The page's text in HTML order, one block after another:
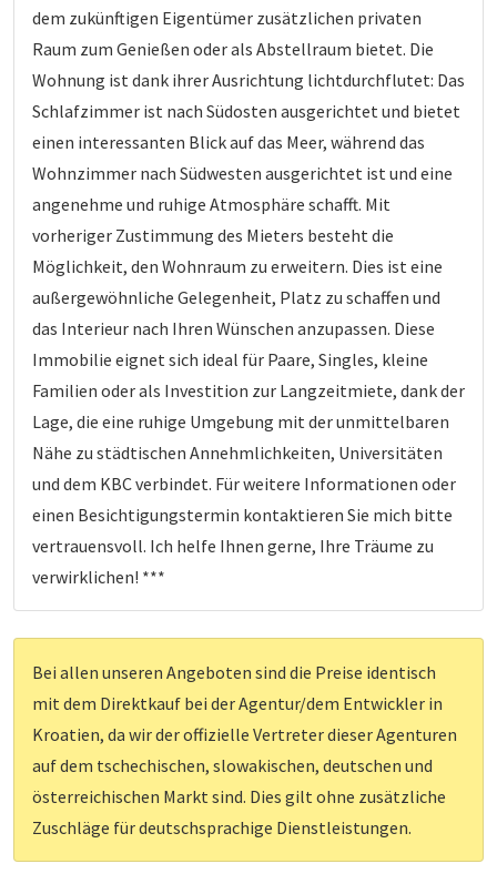
dem zukünftigen Eigentümer zusätzlichen privaten
Raum zum Genießen oder als Abstellraum bietet. Die
Wohnung ist dank ihrer Ausrichtung lichtdurchflutet: Das
Schlafzimmer ist nach Südosten ausgerichtet und bietet
einen interessanten Blick auf das Meer, während das
Wohnzimmer nach Südwesten ausgerichtet ist und eine
angenehme und ruhige Atmosphäre schafft. Mit
vorheriger Zustimmung des Mieters besteht die
Möglichkeit, den Wohnraum zu erweitern. Dies ist eine
außergewöhnliche Gelegenheit, Platz zu schaffen und
das Interieur nach Ihren Wünschen anzupassen. Diese
Immobilie eignet sich ideal für Paare, Singles, kleine
Familien oder als Investition zur Langzeitmiete, dank der
Lage, die eine ruhige Umgebung mit der unmittelbaren
Nähe zu städtischen Annehmlichkeiten, Universitäten
und dem KBC verbindet. Für weitere Informationen oder
einen Besichtigungstermin kontaktieren Sie mich bitte
vertrauensvoll. Ich helfe Ihnen gerne, Ihre Träume zu
verwirklichen! ***
Bei allen unseren Angeboten sind die Preise identisch
mit dem Direktkauf bei der Agentur/dem Entwickler in
Kroatien, da wir der offizielle Vertreter dieser Agenturen
auf dem tschechischen, slowakischen, deutschen und
österreichischen Markt sind. Dies gilt ohne zusätzliche
Zuschläge für deutschsprachige Dienstleistungen.